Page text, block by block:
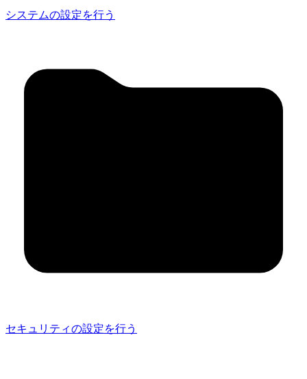
システムの設定を行う
セキュリティの設定を行う